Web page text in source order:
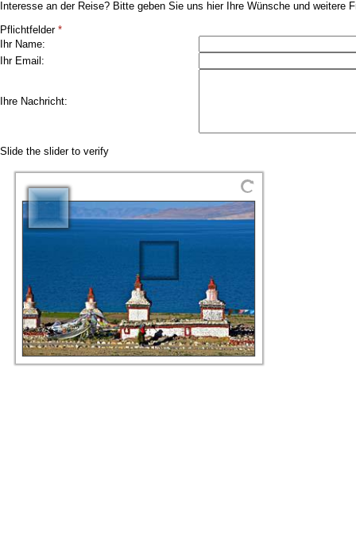
Interesse an der Reise? Bitte geben Sie uns hier Ihre Wünsche und weitere
Pflichtfelder *
Ihr Name:
Ihr Email:
Ihre Nachricht:
Slide the slider to verify